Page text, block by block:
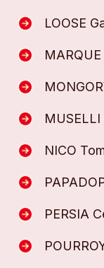
LOOSE
NICO
PERSIA